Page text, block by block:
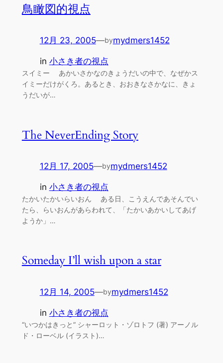
鳥瞰図的視点
12月 23, 2005—bymydmers1452
in 小さき者の視点
スイミー あかいさかなのきょうだいの中で、なぜかス
イミーだけがくろ。あるとき、おおきなさかなに、きょ
うだいが…
The NeverEnding Story
12月 17, 2005—bymydmers1452
in 小さき者の視点
たかいたかいらいおん ある日、こうえんであそんでい
たら、らいおんがあらわれて、「たかいあかいしてあげ
ようか」…
Someday I’ll wish upon a star
12月 14, 2005—bymydmers1452
in 小さき者の視点
“いつかはきっと” シャーロット・ゾロトフ (著) アーノル
ド・ローベル (イラスト)…